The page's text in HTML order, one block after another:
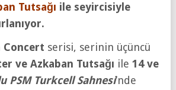
Tutsağı ile seyircisiyle
serisi, serinin üçüncü
ve Azkaban Tutsağı ile 14 ve
PSM Turkcell Sahnesi’nde